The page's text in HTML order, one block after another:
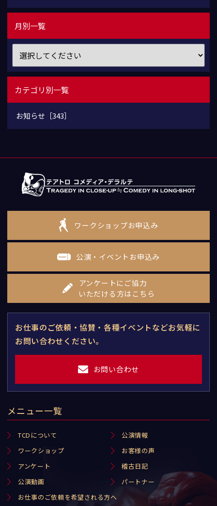
月別一覧
カテゴリ別一覧
お知らせ［343］
ワークショップお申込み
公演・イベントお申込み
アンケートにご協力
いただける方はこちら
お仕事のご依頼・協賛・各種イベントなどお気軽に
お問い合わせください。
お問い合わせ
メニュー一覧
TCDについて
公演情報
ワークショップ
お客様の声
アンケート
稽古日記
公演動画
パートナー
お仕事のご依頼を希望される方へ